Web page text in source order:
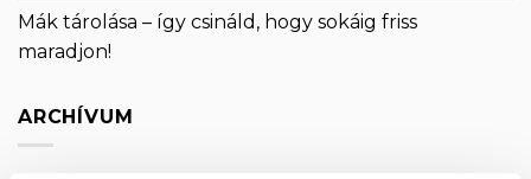
Mák tárolása – így csináld, hogy sokáig friss
maradjon!
ARCHÍVUM